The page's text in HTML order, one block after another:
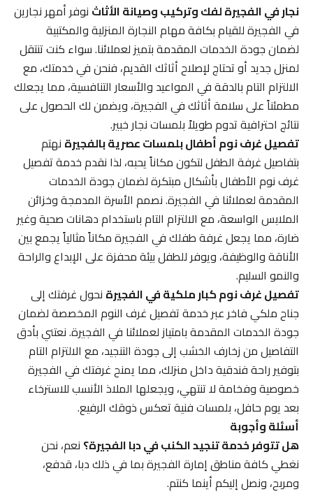
نجار في الفجيرة لفك وتركيب وصيانة الأثاثنوفر أمهر نجارين
في الفجيرة للقيام بكافة مهام النجارة المنزلية والمكتبية
لضمان جودة الخدمات المقدمة بتميز لعملائنا. سواء كنت تنتقل
لمنزل جديد أو تحتاج لإصلاح أثاثك القديم، فنحن في خدمتك، مع
الالتزام التام بالدقة في المواعيد والأسعار التنافسية، مما يجعلك
مطمئناً على سلامة أثاثك في الفجيرة، ويضمن لك الحصول على
نتائج احترافية تدوم طويلاً بلمسات نجار خبير.
تفصيل غرف نوم أطفال بلمسات عصرية بالفجيرةنهتم
بتفاصيل غرفة الطفل لتكون مكاناً يحبه، لذا نقدم خدمة تفصيل
غرف نوم الأطفال بأشكال مبتكرة لضمان جودة الخدمات
المقدمة لعملائنا في الفجيرة. نصمم الأسرة المدمجة وخزائن
الملابس الواسعة، مع الالتزام التام باستخدام دهانات صحية وغير
ضارة، مما يجعل غرفة طفلك في الفجيرة مكاناً مثالياً يجمع بين
الأناقة والوظيفة، ويوفر للطفل بيئة محفزة على الإبداع والراحة
والنمو السليم.
تفصيل غرف نوم كبار ملكية في الفجيرةنحول غرفتك إلى
جناح ملكي فاخر عبر خدمة تفصيل غرف النوم المخصصة لضمان
جودة الخدمات المقدمة بامتياز لعملائنا في الفجيرة. نعتني بأدق
التفاصيل من زخارف الخشب إلى جودة التنجيد، مع الالتزام التام
بتوفير راحة فندقية داخل منزلك، مما يمنح غرفتك في الفجيرة
خصوصية وفخامة لا تنتهي، ويجعلها الملاذ الأنسب للاسترخاء
بعد يوم حافل، بلمسات فنية تعكس ذوقك الرفيع.
أسئلة وأجوبة
هل تتوفر خدمة تنجيد الكنب في دبا الفجيرة؟نعم، نحن
نغطي كافة مناطق إمارة الفجيرة بما في ذلك دبا، قدفع،
ومربح، ونصل إليكم أينما كنتم.